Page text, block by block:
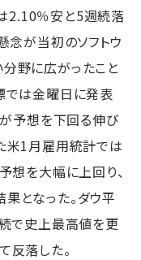
2.10％安と5週続落
念が当初のソフトウ
野に広がったこと
では金曜日に発表
予想を下回る伸び
米1月雇用統計では
想を大幅に上回り、
となった。ダウ平
で史上最高値を更
反落した。